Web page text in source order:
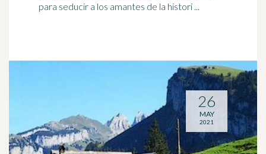
para seducir a los amantes de la histori ...
26
MAY
2021